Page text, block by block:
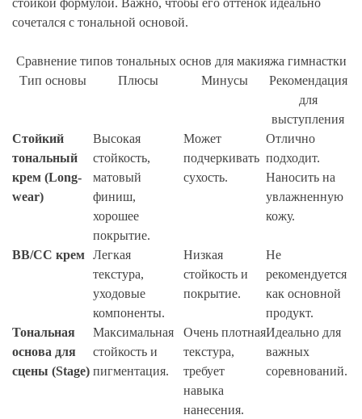
стойкой формулой. Важно, чтобы его оттенок идеально
сочетался с тональной основой.
Сравнение типов тональных основ для макияжа гимнастки
Тип основы
Плюсы Минусы
Рекомендация
для
выступления
Стойкий
тональный
крем (Long-
wear)
Высокая
стойкость,
матовый
финиш,
хорошее
покрытие.
Может
подчеркивать
сухость.
Отлично
подходит.
Наносить на
увлажненную
кожу.
ВВ/СС крем Легкая
текстура,
уходовые
компоненты.
Низкая
стойкость и
покрытие.
Не
рекомендуется
как основной
продукт.
Тональная
основа для
сцены (Stage)
Максимальная
стойкость и
пигментация.
Очень плотная
текстура,
требует
навыка
нанесения.
Идеально для
важных
соревнований.